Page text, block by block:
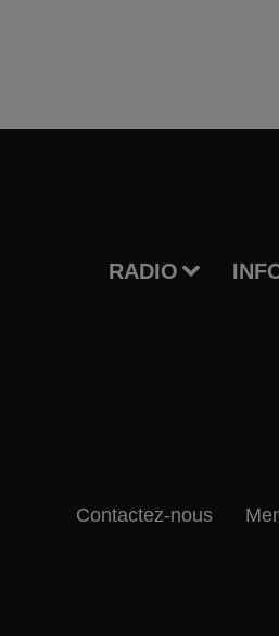
RADIO
Contactez-nous